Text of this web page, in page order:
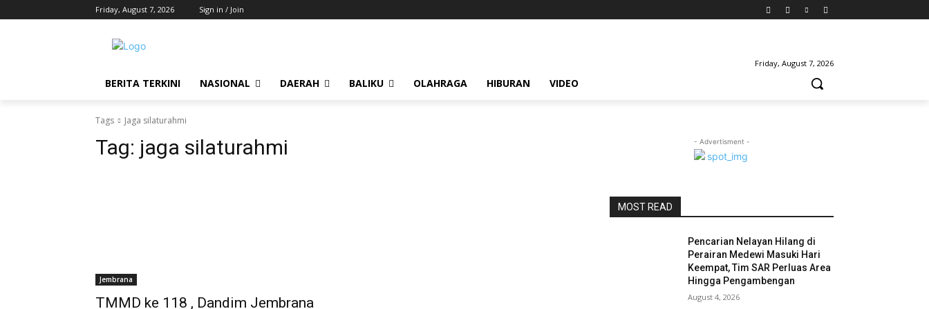
Friday, August 7, 2026 Sign in / Join
Friday, August 7, 2026
BERITA TERKINI NASIONAL DAERAH BALIKU OLAHRAGA HIBURAN VIDEO
Tags Jaga silaturahmi
Tag: jaga silaturahmi
Jembrana
TMMD ke 118 , Dandim Jembrana
- Advertisment -
MOST READ
Pencarian Nelayan Hilang di
Perairan Medewi Masuki Hari
Keempat, Tim SAR Perluas Area
Hingga Pengambengan
August 4, 2026